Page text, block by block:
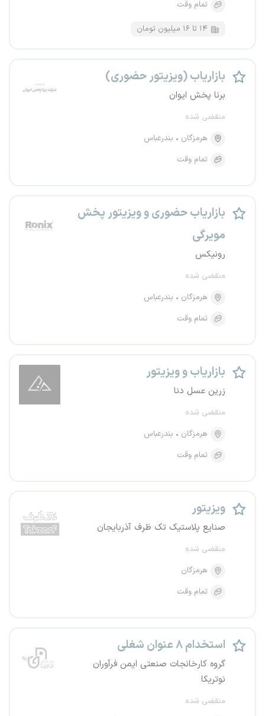
تمام وقت
۱۴ تا ۱۶ میلیون تومان
بازاریاب (ویزیتور حضوری)
برنا پخش ایوان
منقضی شده
هرمزگان
بندرعباس
تمام وقت
بازاریاب حضوری و ویزیتور پخش
مویرگی
رونیکس
منقضی شده
هرمزگان
بندرعباس
تمام وقت
بازاریاب و ویزیتور
زرین عسل دنا
منقضی شده
هرمزگان
بندرعباس
تمام وقت
ویزیتور
صنایع پلاستیک تک ظرف آذربایجان
منقضی شده
هرمزگان
تمام وقت
استخدام ۸ عنوان شغلی
گروه کارخانجات صنعتی ایمن فرآوران
نوتریکا
منقضی شده